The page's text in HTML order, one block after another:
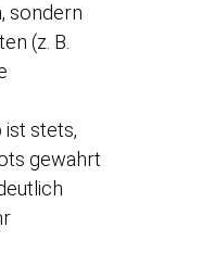
sondern
(z. B.
ist stets,
gewahrt